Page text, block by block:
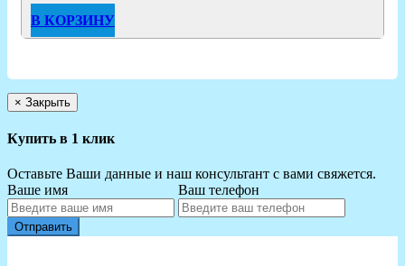
В КОРЗИНУ
× Закрыть
Купить в 1 клик
Оставьте Ваши данные и наш консультант с вами свяжется.
Ваше имя
Ваш телефон
Отправить